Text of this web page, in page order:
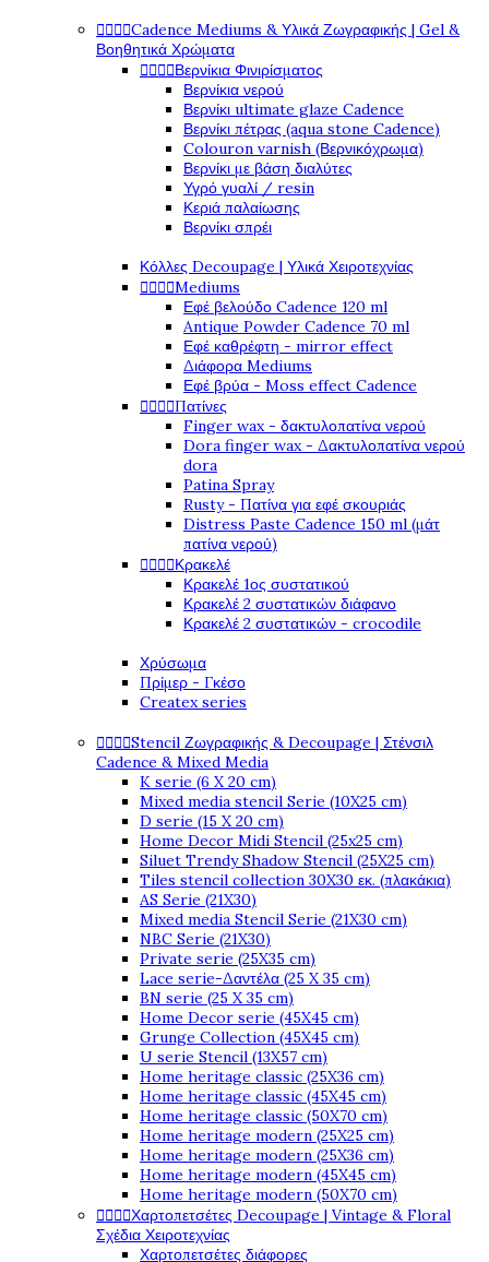
Cadence Mediums & Υλικά Ζωγραφικής | Gel &
Βοηθητικά Χρώματα
Βερνίκια Φινιρίσματος
Βερνίκια νερού
Βερνίκι ultimate glaze Cadence
Βερνίκι πέτρας (aqua stone Cadence)
Colouron varnish (Βερνικόχρωμα)
Βερνίκι με βάση διαλύτες
Υγρό γυαλί / resin
Κεριά παλαίωσης
Βερνίκι σπρέι
Κόλλες Decoupage | Υλικά Χειροτεχνίας
Mediums
Εφέ βελούδο Cadence 120 ml
Antique Powder Cadence 70 ml
Εφέ καθρέφτη - mirror effect
Διάφορα Mediums
Εφέ βρύα - Moss effect Cadence
Πατίνες
Finger wax - δακτυλοπατίνα νερού
Dora finger wax - Δακτυλοπατίνα νερού
dora
Patina Spray
Rusty - Πατίνα για εφέ σκουριάς
Distress Paste Cadence 150 ml (μάτ
πατίνα νερού)
Κρακελέ
Κρακελέ 1ος συστατικού
Κρακελέ 2 συστατικών διάφανο
Κρακελέ 2 συστατικών - crocodile
Χρύσωμα
Πρίμερ - Γκέσο
Createx series
Stencil Ζωγραφικής & Decoupage | Στένσιλ
Cadence & Mixed Media
K serie (6 X 20 cm)
Mixed media stencil Serie (10X25 cm)
D serie (15 X 20 cm)
Home Decor Midi Stencil (25x25 cm)
Siluet Trendy Shadow Stencil (25X25 cm)
Tiles stencil collection 30X30 εκ. (πλακάκια)
AS Serie (21X30)
Mixed media Stencil Serie (21X30 cm)
NBC Serie (21X30)
Private serie (25X35 cm)
Lace serie-Δαντέλα (25 X 35 cm)
BN serie (25 X 35 cm)
Home Decor serie (45X45 cm)
Grunge Collection (45X45 cm)
U serie Stencil (13X57 cm)
Home heritage classic (25X36 cm)
Home heritage classic (45X45 cm)
Home heritage classic (50X70 cm)
Home heritage modern (25X25 cm)
Home heritage modern (25X36 cm)
Home heritage modern (45X45 cm)
Home heritage modern (50X70 cm)
Χαρτοπετσέτες Decoupage | Vintage & Floral
Σχέδια Χειροτεχνίας
Χαρτοπετσέτες διάφορες